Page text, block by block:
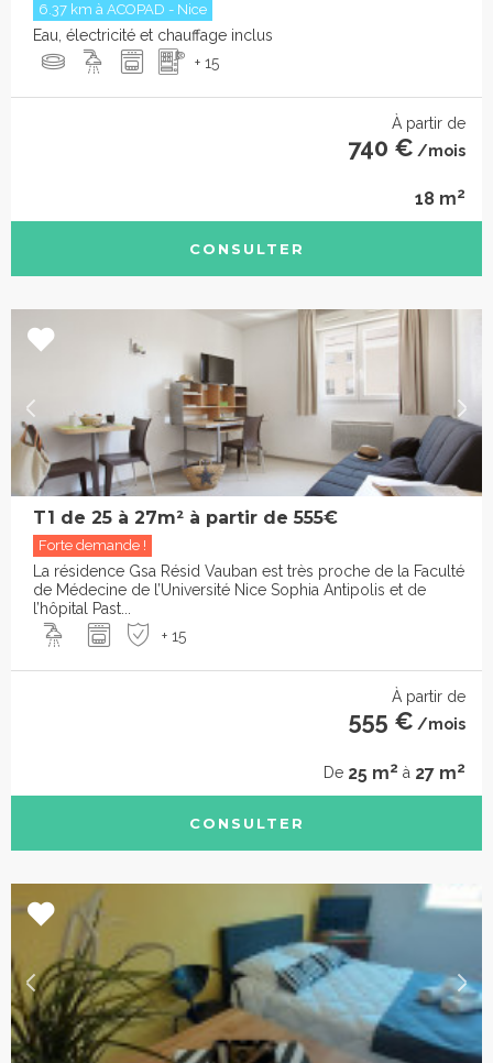
6.37 km à ACOPAD - Nice
Eau, électricité et chauffage inclus
+ 15
À partir de
740 € /mois
18 m2
CONSULTER
T1 de 25 à 27m² à partir de 555€
Forte demande !
La résidence Gsa Résid Vauban est très proche de la Faculté
de Médecine de l’Université Nice Sophia Antipolis et de
l’hôpital Past...
+ 15
À partir de
555 € /mois
De 25 m2 à 27 m2
CONSULTER